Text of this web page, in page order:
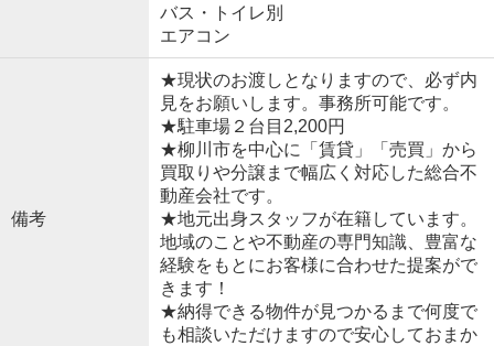
バス・トイレ別
エアコン
備考
★現状のお渡しとなりますので、必ず内
見をお願いします。事務所可能です。
★駐車場２台目2,200円
★柳川市を中心に「賃貸」「売買」から
買取りや分譲まで幅広く対応した総合不
動産会社です。
★地元出身スタッフが在籍しています。
地域のことや不動産の専門知識、豊富な
経験をもとにお客様に合わせた提案がで
きます！
★納得できる物件が見つかるまで何度で
も相談いただけますので安心しておまか